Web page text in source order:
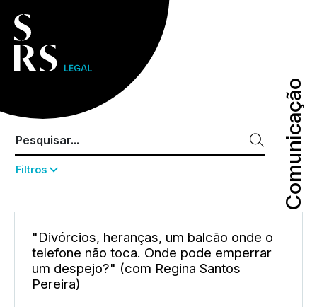
Comunicação
Comunicação
Filtros
"Divórcios, heranças, um balcão onde o
telefone não toca. Onde pode emperrar
um despejo?" (com Regina Santos
Pereira)